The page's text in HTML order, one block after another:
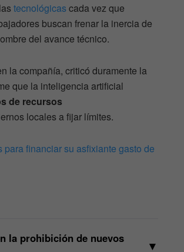
tecnológicascada vez que
buscan frenar la inercia de
del avance técnico.
la compañía, criticó duramente la
que la inteligencia artificial
de recursos
locales a fijar límites.
financiar su asfixiante gasto de
la prohibición de nuevos
▼